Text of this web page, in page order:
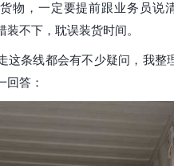
物，一定要提前跟业务员说
不下，耽误装货时间。
这条线都会有不少疑问，我整
回答：